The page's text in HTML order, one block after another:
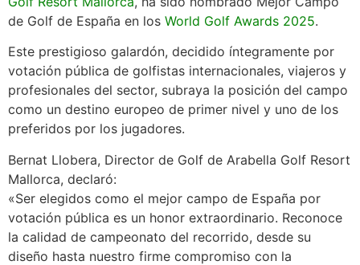
de Golf de España en los World Golf Awards 2025.
Este prestigioso galardón, decidido íntegramente por
votación pública de golfistas internacionales, viajeros y
profesionales del sector, subraya la posición del campo
como un destino europeo de primer nivel y uno de los
preferidos por los jugadores.
Bernat Llobera, Director de Golf de Arabella Golf Resort
Mallorca, declaró:
«Ser elegidos como el mejor campo de España por
votación pública es un honor extraordinario. Reconoce
la calidad de campeonato del recorrido, desde su
diseño hasta nuestro firme compromiso con la